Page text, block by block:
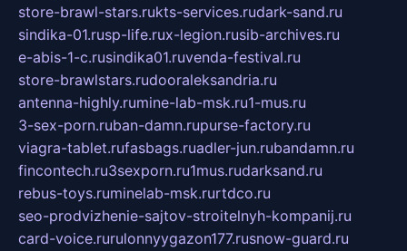
store-brawl-stars.rukts-services.rudark-sand.ru
sindika-01.rusp-life.rux-legion.rusib-archives.ru
e-abis-1-c.rusindika01.ruvenda-festival.ru
store-brawlstars.rudooraleksandria.ru
antenna-highly.rumine-lab-msk.ru1-mus.ru
3-sex-porn.ruban-damn.rupurse-factory.ru
viagra-tablet.rufasbags.ruadler-jun.rubandamn.ru
fincontech.ru3sexporn.ru1mus.rudarksand.ru
rebus-toys.ruminelab-msk.rurtdco.ru
seo-prodvizhenie-sajtov-stroitelnyh-kompanij.ru
card-voice.rurulonnyygazon177.rusnow-guard.ru